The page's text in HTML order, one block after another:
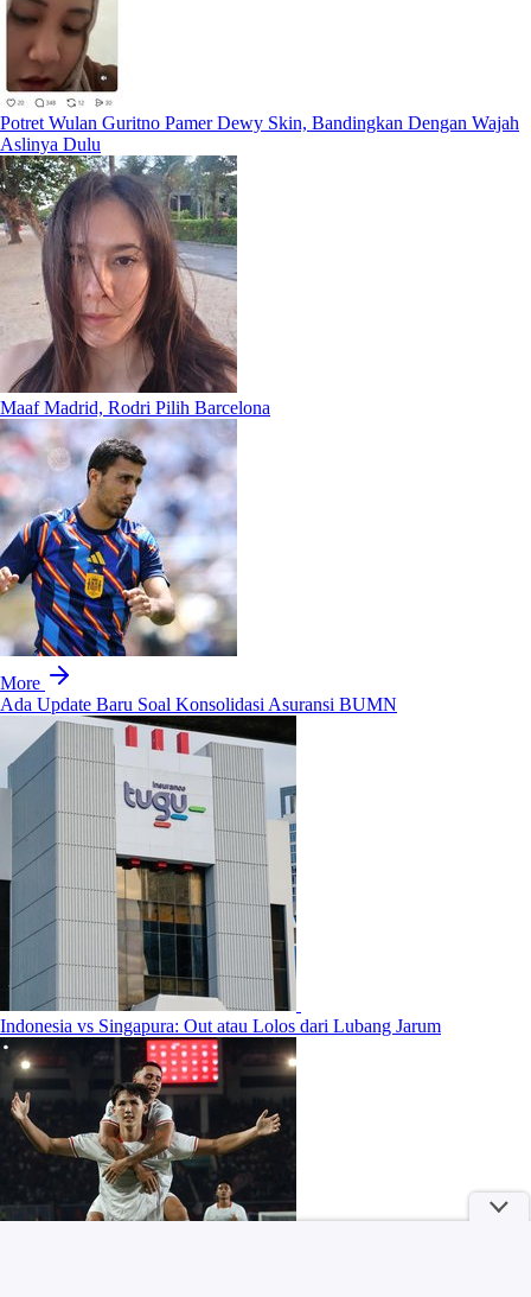
Potret Wulan Guritno Pamer Dewy Skin, Bandingkan Dengan Wajah
Aslinya Dulu
Maaf Madrid, Rodri Pilih Barcelona
More
Ada Update Baru Soal Konsolidasi Asuransi BUMN
Indonesia vs Singapura: Out atau Lolos dari Lubang Jarum